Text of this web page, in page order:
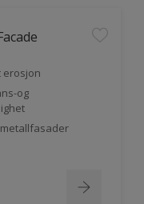
erosjon
og